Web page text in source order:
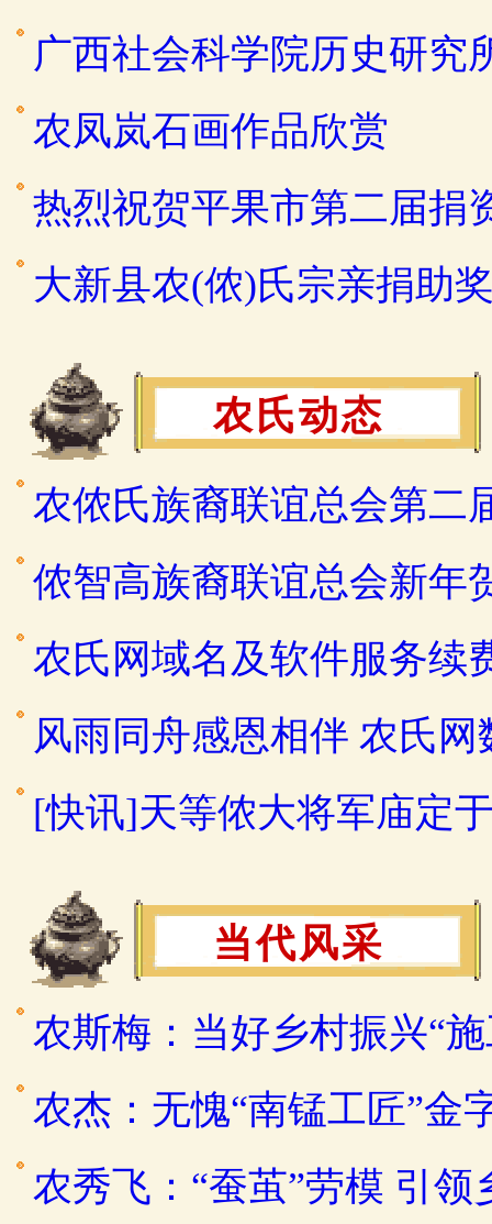
广西社会科学院历史研
农凤岚石画作品欣赏
热烈祝贺平果市第二届
大新县农(侬)氏宗亲捐助
农氏动态
农侬氏族裔联谊总会第二
侬智高族裔联谊总会新年
农氏网域名及软件服务续
风雨同舟感恩相伴 农氏
[快讯]天等侬大将军庙定
当代风采
农斯梅：当好乡村振兴“
农杰：无愧“南锰工匠”金
农秀飞：“蚕茧”劳模 引